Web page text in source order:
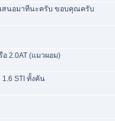
เสนอมาทีนะครับ ขอบคุณครับ
อ 2.0AT (แมวผอม)
STI ทั้งคัน